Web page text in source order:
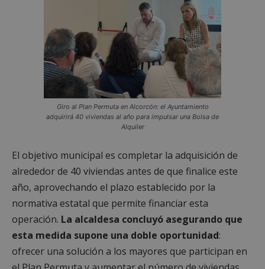
Giro al Plan Permuta en Alcorcón: el Ayuntamiento
adquirirá 40 viviendas al año para impulsar una Bolsa de
Alquiler
El objetivo municipal es completar la adquisición de
alrededor de 40 viviendas antes de que finalice este
año, aprovechando el plazo establecido por la
normativa estatal que permite financiar esta
operación. La alcaldesa concluyó asegurando que
esta medida supone una doble oportunidad:
ofrecer una solución a los mayores que participan en
Cookies de
preferencias
Cookies de
funcionalidad
Cookies no clasificadas
Cookies estrictamente necesarias
Cookies de rendimiento
Cookies de preferencias
Cookies de funcionalidad
Cookies no clasificadas
Las cookies estrictamente necesarias permiten la
funcionalidad principal del sitio web, como el